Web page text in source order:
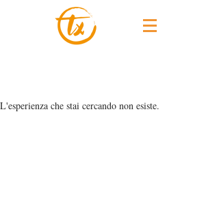
L'esperienza che stai cercando non esiste.